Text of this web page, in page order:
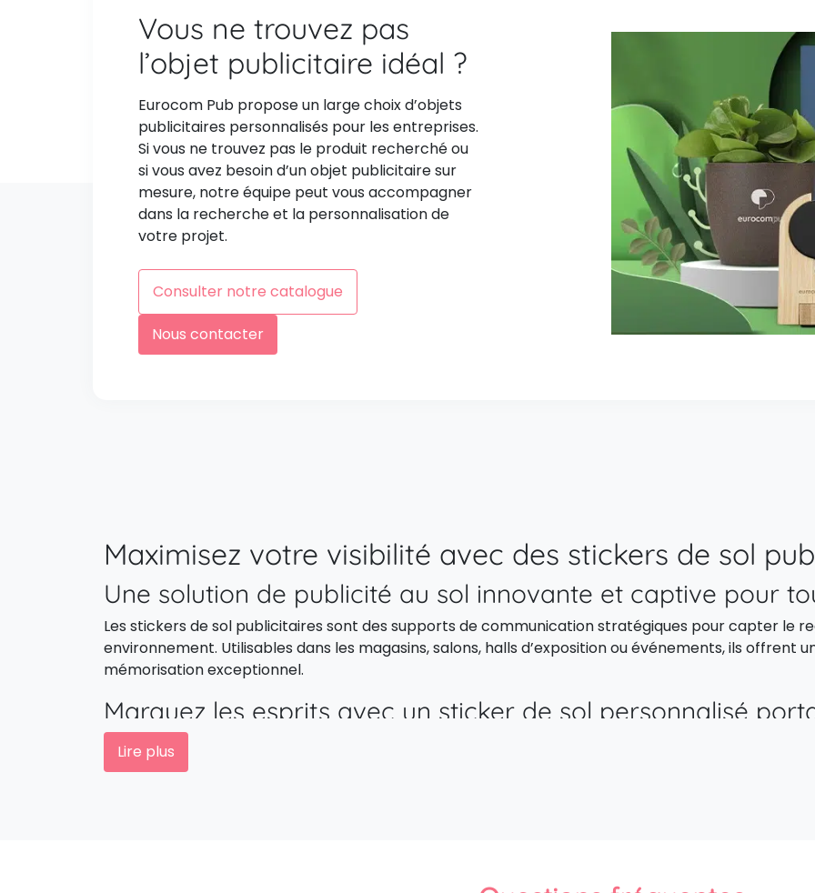
Vous ne trouvez pas
l’objet publicitaire idéal ?
Eurocom Pub propose un large choix d’objets
publicitaires personnalisés pour les entreprises.
Si vous ne trouvez pas le produit recherché ou
si vous avez besoin d’un objet publicitaire sur
mesure, notre équipe peut vous accompagner
dans la recherche et la personnalisation de
votre projet.
Consulter notre catalogue
Nous contacter
Maximisez votre visibilité avec des stickers de sol
Une solution de publicité au sol innovante et captive pour
Les stickers de sol publicitaires sont des supports de communication stratégiques pour capter le
environnement. Utilisables dans les magasins, salons, halls d’exposition ou événements, ils offrent
mémorisation exceptionnel.
Marquez les esprits avec un sticker de sol personnalisé
Grâce à l’ajout de votre logo, slogan ou visuel, le sticker de sol personnalisé devient un vecteur
design attractif et fonctionnalité, vous permettant d’allier publicité et orientation client dans un
Lire plus